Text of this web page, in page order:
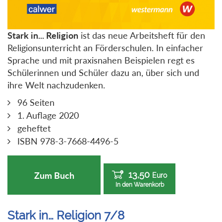
Stark in... Religion ist das neue Arbeitsheft für den
Religionsunterricht an Förderschulen. In einfacher
Sprache und mit praxisnahen Beispielen regt es
Schülerinnen und Schüler dazu an, über sich und
ihre Welt nachzudenken.
96 Seiten
1. Auflage 2020
geheftet
ISBN 978-3-7668-4496-5
Zum Buch 13,50 Euro
In den Warenkorb
Stark in… Religion 7/8